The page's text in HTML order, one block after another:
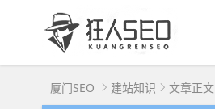
厦门SEO 建站知识 文章正文